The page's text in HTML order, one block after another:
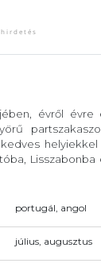
évről
portugál, angol
július, augusztus